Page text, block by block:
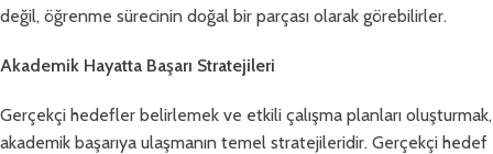
değil, öğrenme sürecinin doğal bir parçası olarak görebilirler.
Akademik Hayatta Başarı Stratejileri
Gerçekçi hedefler belirlemek ve etkili çalışma planları oluşturmak,
akademik başarıya ulaşmanın temel stratejileridir. Gerçekçi hedef